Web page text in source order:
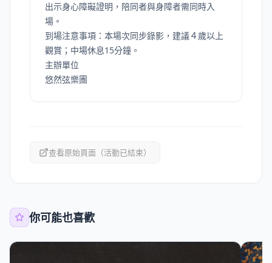
出示身心障礙證明，陪同者與身障者需同時入
場。
到場注意事項：本場次同步錄影，建議４歲以上
觀賞；中場休息15分鐘。
主辦單位
悠然弦樂團
查看原始頁面（活動已結束）
你可能也喜歡